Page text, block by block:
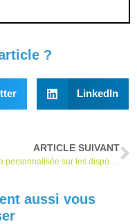
?
LinkedIn
ARTICLE SUIVANT
Veille personnalisée sur les dispositifs médicaux
aussi vous